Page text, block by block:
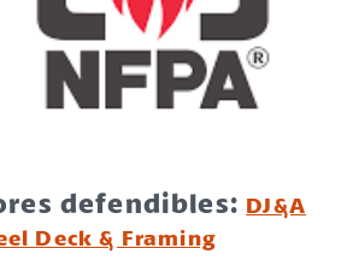
defendibles: DJ&A
Deck & Framing